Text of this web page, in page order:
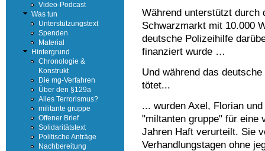
Während unterstützt durch
Schwarzmarkt mit 10.000
deutsche Polizeihilfe
finanziert wurde …
Und während das
tötet...
... wurden Axel, Florian
"miltanten gruppe" für eine
Jahren Haft verurteilt. Sie
Verhandlungstagen ohne
Video-Podcast
Was tun
Unterstützungstext
Spenden
Material
Hintergrund
Chronologie &
Konstrukt
Die mg-Verfahren
Über den §129a
Alles Terrorismus?
militante gruppe
Offener Brief
Solidaritätstext
Politische Anträge
Nachbereitung